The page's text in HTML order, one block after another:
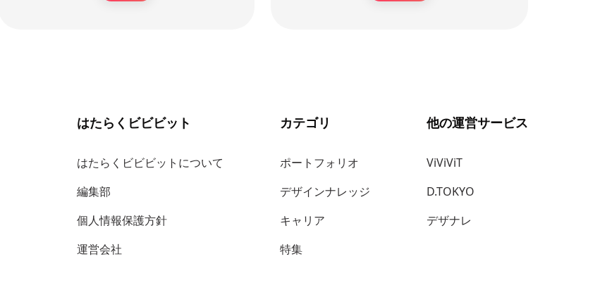
はたらくビビビット
はたらくビビビットについて
編集部
個人情報保護方針
運営会社
カテゴリ
ポートフォリオ
デザインナレッジ
キャリア
特集
他の運営サービス
ViViViT
D.TOKYO
デザナレ